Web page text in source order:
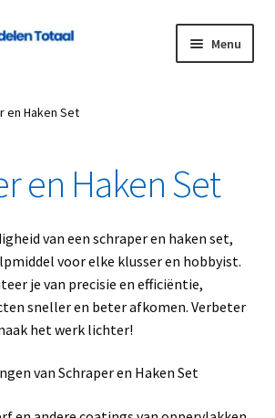
Menu
en Haken Set
en Haken Set
van een schraper en haken set,
voor elke klusser en hobbyist.
je van precisie en efficiëntie,
sneller en beter afkomen. Verbeter
het werk lichter!
van Schraper en Haken Set